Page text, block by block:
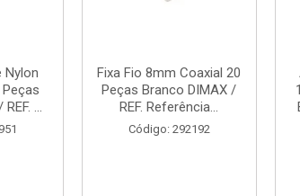
Nylon
...
Fixa Fio 8mm Coaxial 20
Peças Branco DIMAX /
REF. Referência...
Código: 292192